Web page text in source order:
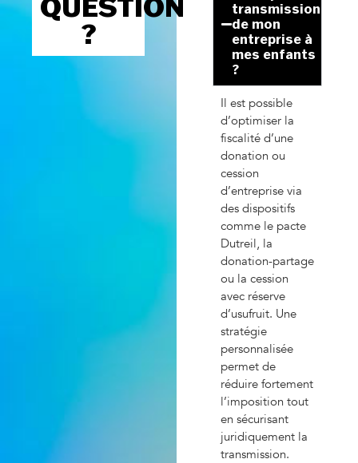
QUESTION
?
transmission
de mon
entreprise à
mes enfants
?
Il est possible
d’optimiser la
fiscalité d’une
donation ou
cession
d’entreprise via
des dispositifs
comme le pacte
Dutreil, la
donation-partage
ou la cession
avec réserve
d’usufruit. Une
stratégie
personnalisée
permet de
réduire fortement
l’imposition tout
en sécurisant
juridiquement la
transmission.